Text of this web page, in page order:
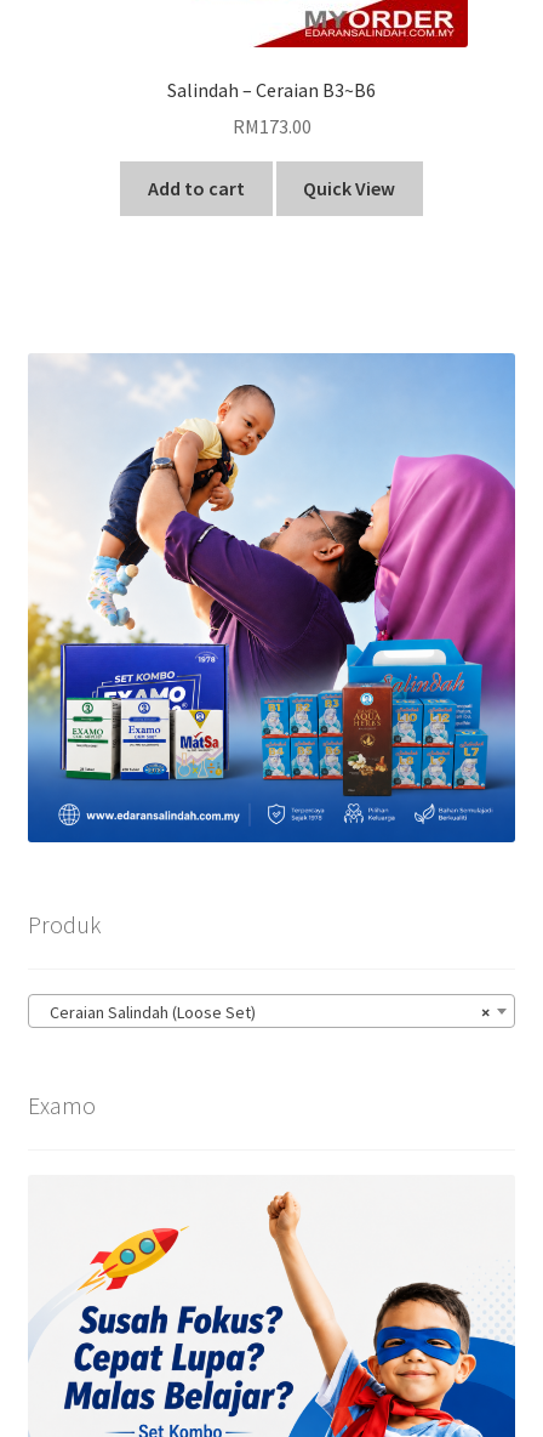
Salindah – Ceraian B3~B6
RM173.00
Add to cart Quick View
Produk
×
Ceraian Salindah (Loose Set)
Examo